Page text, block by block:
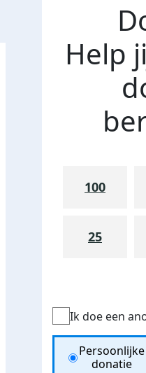
Help
100
25
Ik doe een
Donation
Persoonlijke
donatie